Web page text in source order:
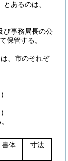
とあるのは、
び事務局長の公
保管する。
、市のそれぞ
)
)
書体 寸法